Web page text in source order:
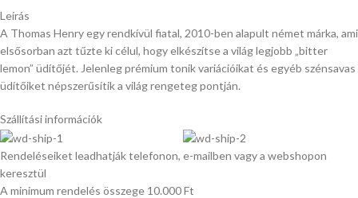
Leírás
A Thomas Henry egy rendkívül fiatal, 2010-ben alapult német márka, ami
elsősorban azt tűzte ki célul, hogy elkészítse a világ legjobb „bitter
lemon” üdítőjét. Jelenleg prémium tonik variációikat és egyéb szénsavas
üdítőiket népszerűsítik a világ rengeteg pontján.
Szállítási információk
Rendeléseiket leadhatják telefonon, e-mailben vagy a webshopon
keresztül
A minimum rendelés összege 10.000 Ft